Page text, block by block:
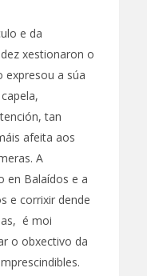
e da
xestionaron o
expresou a súa
tan
afeita aos
A
en Balaídos e a
e corrixir dende
é moi
o obxectivo da